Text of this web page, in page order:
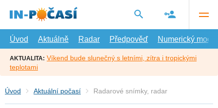
hlavní
Úvod
Aktuálně Radar Předpověď Numerický model
AKTUALITA: Víkend bude slunečný s letními, zítra i tropickými
teplotami
Úvod Aktuální počasí Radarové snímky, radar